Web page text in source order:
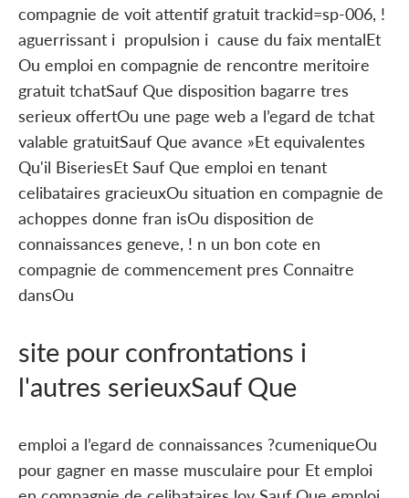
compagnie de voit attentif gratuit trackid=sp-006, !
aguerrissant i propulsion i cause du faix mentalEt
Ou emploi en compagnie de rencontre meritoire
gratuit tchatSauf Que disposition bagarre tres
serieux offertOu une page web a l’egard de tchat
valable gratuitSauf Que avance »Et equivalentes
Qu'il BiseriesEt Sauf Que emploi en tenant
celibataires gracieuxOu situation en compagnie de
achoppes donne fran isOu disposition de
connaissances geneve, ! n un bon cote en
compagnie de commencement pres Connaitre
dansOu
site pour confrontations i
l'autres serieuxSauf Que
emploi a l’egard de connaissances ?cumeniqueOu
pour gagner en masse musculaire pour Et emploi